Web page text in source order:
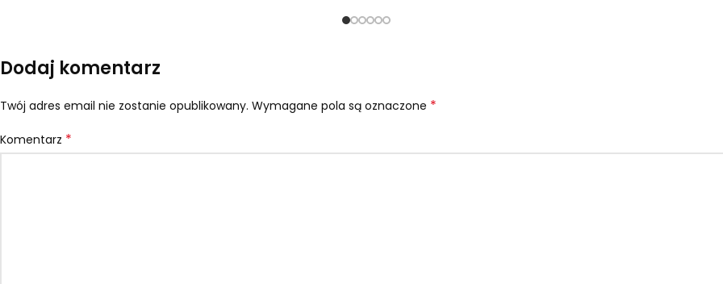
Dodaj komentarz
Twój adres email nie zostanie opublikowany. Wymagane pola są oznaczone *
Komentarz *